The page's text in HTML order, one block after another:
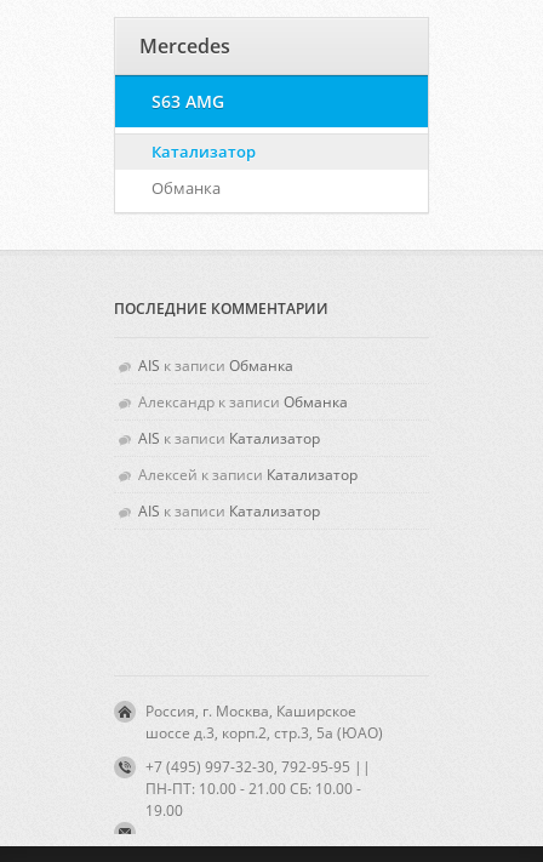
Mercedes
S63 AMG
Катализатор
Обманка
ПОСЛЕДНИЕ КОММЕНТАРИИ
AIS к записи Обманка
Александр к записи Обманка
AIS к записи Катализатор
Алексей к записи Катализатор
AIS к записи Катализатор
Россия, г. Москва, Каширское
шоссе д.3, корп.2, стр.3, 5а (ЮАО)
+7 (495) 997-32-30, 792-95-95 ||
ПН-ПТ: 10.00 - 21.00 CБ: 10.00 -
19.00